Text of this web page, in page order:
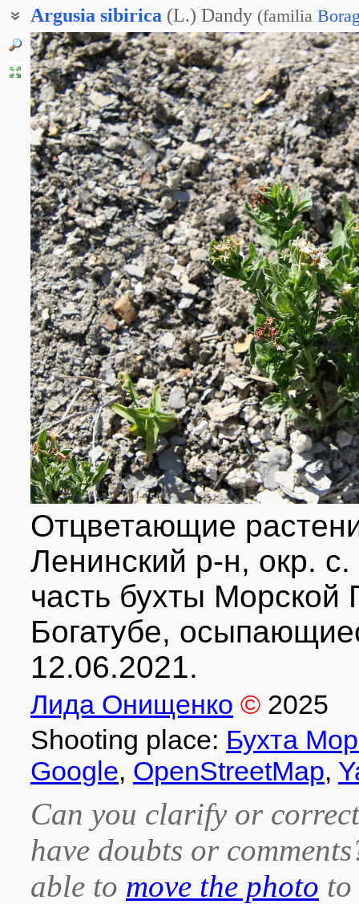
Argusia sibirica (L.) Dandy (familia
Гелиотроп сибирский
Мессершмидия сибирская
Турнефорция сибирская
Отцветающие
Ленинский р-н, окр.
часть бухты
Богатубе,
12.06.2021.
Лида Онищенко © 2025
Shooting place: Бухта
Google, OpenStreetMap,
Can you clarify or
have doubts or
able to move the photo